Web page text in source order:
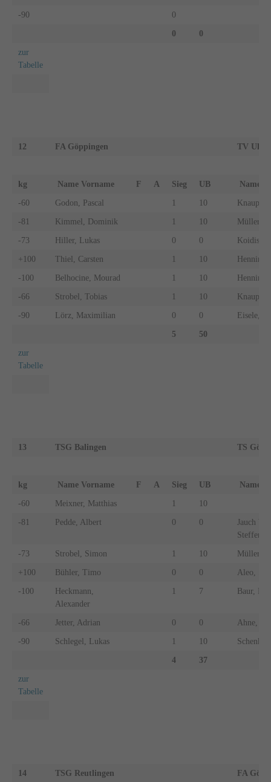
-90 0
0 0
zur
Tabelle
12 FA Göppingen TV
kg Name Vorname F A Sieg UB Name
-60 Godon, Pascal 1 10 Knaupp,
-81 Kimmel, Dominik 1 10 Müller,
-73 Hiller, Lukas 0 0 Koidis,
+100 Thiel, Carsten 1 10 Henning,
-100 Belhocine, Mourad 1 10 Henning,
-66 Strobel, Tobias 1 10 Knaupp,
-90 Lörz, Maximilian 0 0 Eisele,
5 50
zur
Tabelle
13 TSG Balingen TS
kg Name Vorname F A Sieg UB Name
-60 Meixner, Matthias 1 10
-81 Pedde, Albert 0 0
Jauch
Steffen
-73 Strobel, Simon 1 10 Müller,
+100 Bühler, Timo 0 0 Aleo,
-100
Heckmann,
Alexander
1 7 Baur,
-66 Jetter, Adrian 0 0 Ahne,
-90 Schlegel, Lukas 1 10
4 37
zur
Tabelle
14 TSG Reutlingen FA